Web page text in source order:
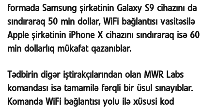
formada Samsung şirkətinin Galaxy S9 cihazını da
sındıraraq 50 min dollar, WiFi bağlantısı vasitəsilə
Apple şirkətinin iPhone X cihazını sındıraraq isə 60
min dollarlıq mükafat qazanıblar.
Tədbirin digər iştirakçılarından olan MWR Labs
komandası isə tamamilə fərqli bir üsul sınayıblar.
Komanda WiFi bağlantısı yolu ilə xüsusi kod